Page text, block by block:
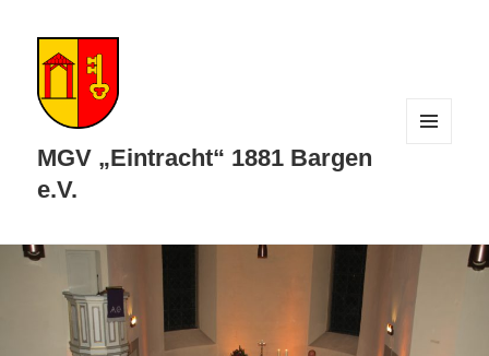
MGV „Eintracht“ 1881 Bargen
e.V.